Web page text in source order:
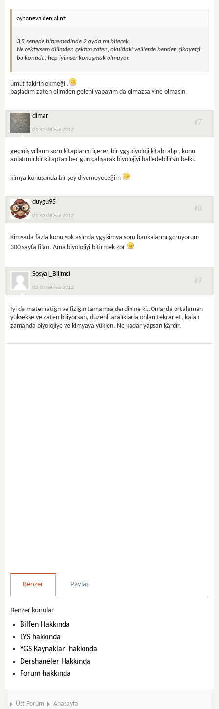
ayhaneva'den alıntı
3,5 senede bitiremedinde 2 ayda mı bitecek...
Ne çektiysem dilimden çektim zaten, okuldaki velilerde benden şikayetçi
bu konuda, hep iyimser konuşmak olmuyor.
umut fakirin ekmeği..
başladım zaten elimden geleni yapayım da olmazsa yine olmasın
dimar
01:41 08 Feb 2012
#7
geçmiş yılların soru kitaplarını içeren birygs biyoloji kitabı alıp , konu
anlatımlı bir kitaptan her gün çalışarak biyolojiyi halledebilirsin belki.
kimya konusunda bir şey diyemeyeceğim
duygu95
01:43 08 Feb 2012
#8
Kimyada fazla konu yok aslındaygs kimya soru bankalarını görüyorum
300 sayfa filan. Ama biyolojiyi bitirmek zor
Sosyal_Bilimci
02:01 08 Feb 2012
#9
İyi de matematiğn ve fiziğin tamamsa derdin ne ki..Onlarda ortalaman
yüksekse ve zaten biliyorsan, düzenli aralıklarla onları tekrar et, kalan
zamanda biyolojiye ve kimyaya yüklen. Ne kadar yapsan kârdır.
Benzer Paylaş
Benzer konular
Bilfen Hakkında
LYS hakkında
YGS Kaynakları hakkında
Dershaneler Hakkında
Forum hakkında
Üst Forum Anasayfa